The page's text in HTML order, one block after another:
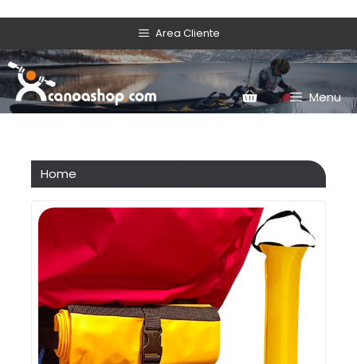
Area Cliente
Menu
Home